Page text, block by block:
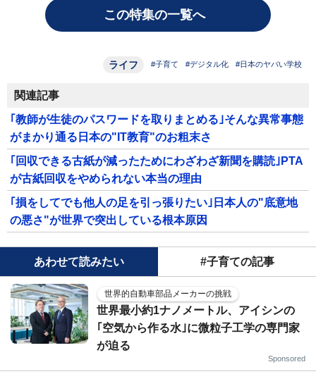
この特集の一覧へ
ライフ #子育て #デジタル化 #日本のヤバい学校
関連記事
｢教師が生徒のパスワードを取りまとめる｣そんな異常事態
がまかり通る日本の"IT教育"のお粗末さ
｢回収できる古紙が減ったためにわざわざ新聞を購読｣PTA
が古紙回収をやめられない本当の理由
｢損をしてでも他人の足を引っ張りたい｣日本人の"底意地
の悪さ"が世界で突出している根本原因
あわせて読みたい #子育ての記事
世界的自動車部品メーカーの挑戦
世界最小約1ナノメートル、アイシンの
｢空気から作る水｣に微粒子工学の専門家
が迫る
Sponsored